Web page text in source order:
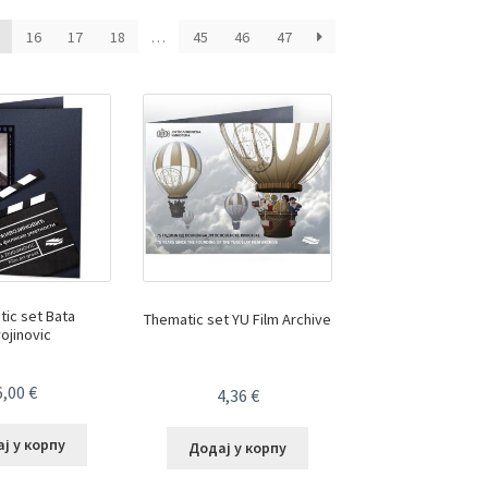
16 17 18 … 45 46 47
set Bata
€
у корпу
Thematic set YU Film Archive
4,36 €
Додај у корпу